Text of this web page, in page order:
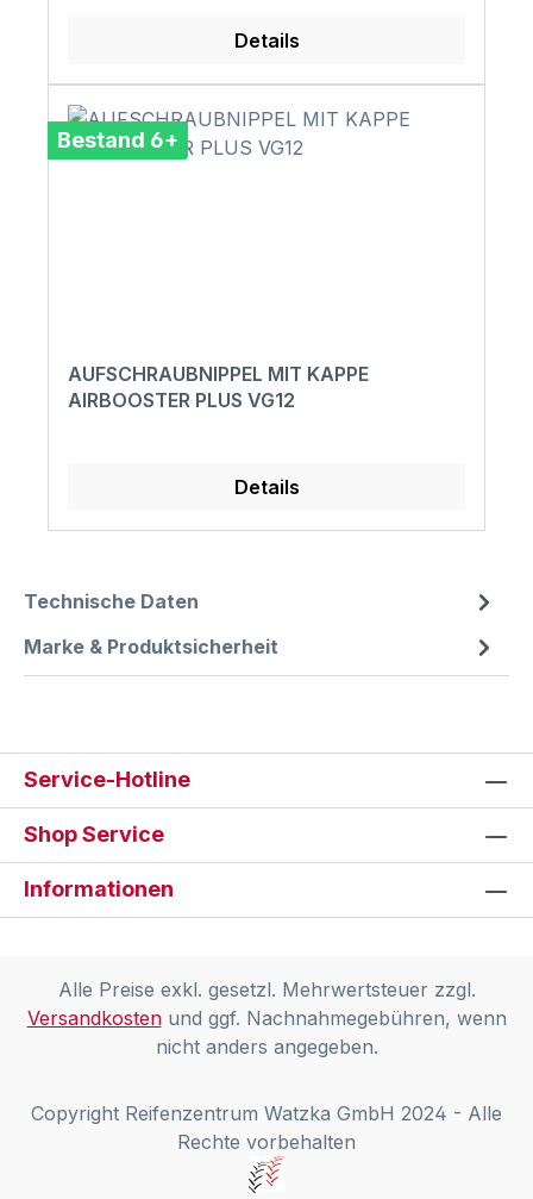
Details
Bestand 6+
AUFSCHRAUBNIPPEL MIT KAPPE
AIRBOOSTER PLUS VG12
Details
Technische Daten
Marke & Produktsicherheit
Service-Hotline
Shop Service
Informationen
Alle Preise exkl. gesetzl. Mehrwertsteuer zzgl.
Versandkostenund ggf. Nachnahmegebühren, wenn
nicht anders angegeben.
Copyright Reifenzentrum Watzka GmbH 2024 - Alle
Rechte vorbehalten